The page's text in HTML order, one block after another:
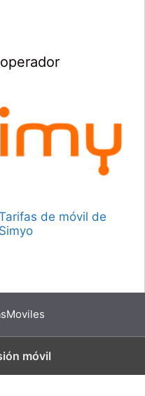
de móvil de
Simyo
móvil